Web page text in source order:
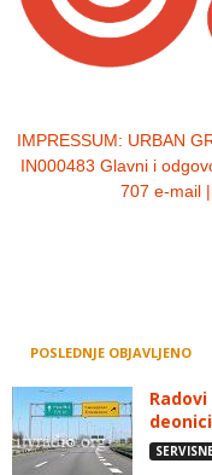
IMPRESSUM: URBAN
IN000483 Glavni i
707 e-mail
POSLEDNJE OBJAVLJENO